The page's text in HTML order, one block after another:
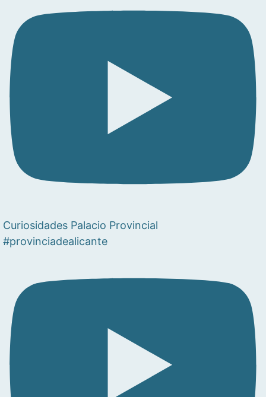
Curiosidades Palacio Provincial
#provinciadealicante